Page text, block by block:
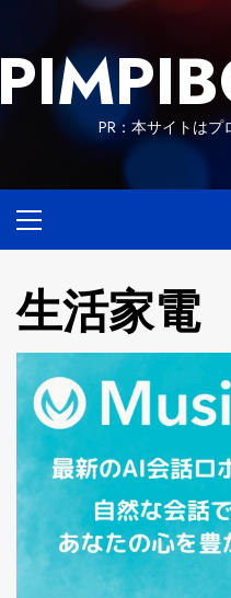
content
PR：本サイトは
Menu
生活家電